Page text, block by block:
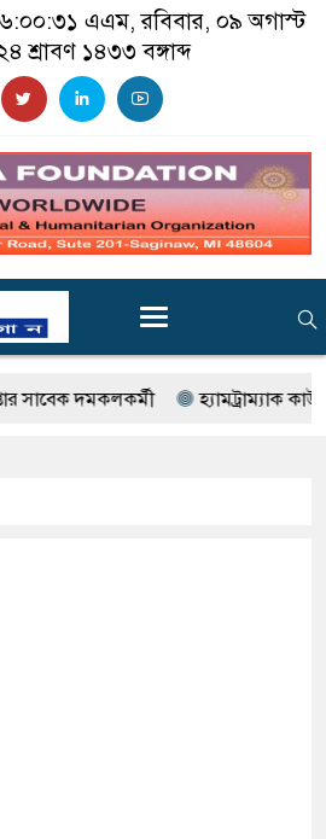
এএম, রবিবার, ০৯ অগাস্ট
শ্রাবণ ১৪৩৩ বঙ্গাব্দ
হ্যামট্রাম্যাক কাউন্সিলর